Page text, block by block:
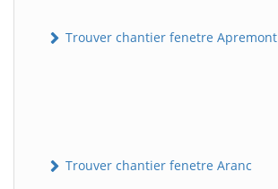
Trouver chantier fenetre Apremont
Trouver chantier fenetre Aranc